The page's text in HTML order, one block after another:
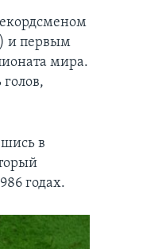
и первым
мира.
в
годах.